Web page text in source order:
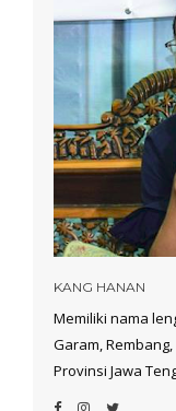
KANG HANAN
Memiliki nama
Garam,
Provinsi Jawa